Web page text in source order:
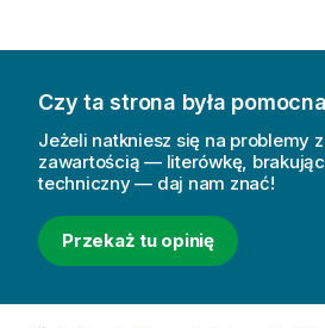
Czy ta strona była
Jeżeli natkniesz się na problemy
zawartością — literówkę,
techniczny — daj nam znać!
Przekaż tu opinię